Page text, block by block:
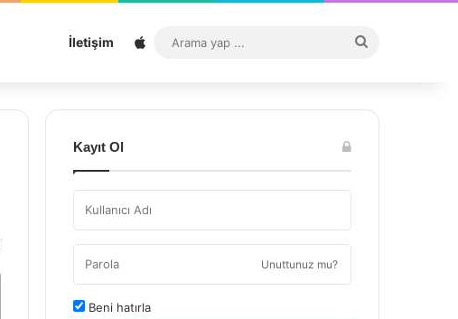
İletişim Sitemap
...
Kayıt Ol
Unuttunuz mu?
Beni hatırla